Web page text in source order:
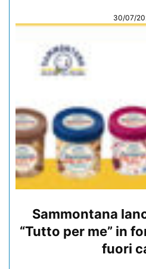
30/07/
Sammontana
“Tutto per me” in
fuori